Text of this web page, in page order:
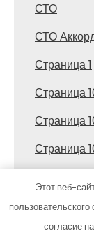
СТО
СТО
Страница 1
Страница
Страница
Страница
Страница
Страница
Этот веб-
согласие